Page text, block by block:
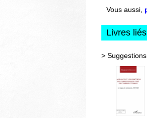
Vous aussi,
Livres liés
>